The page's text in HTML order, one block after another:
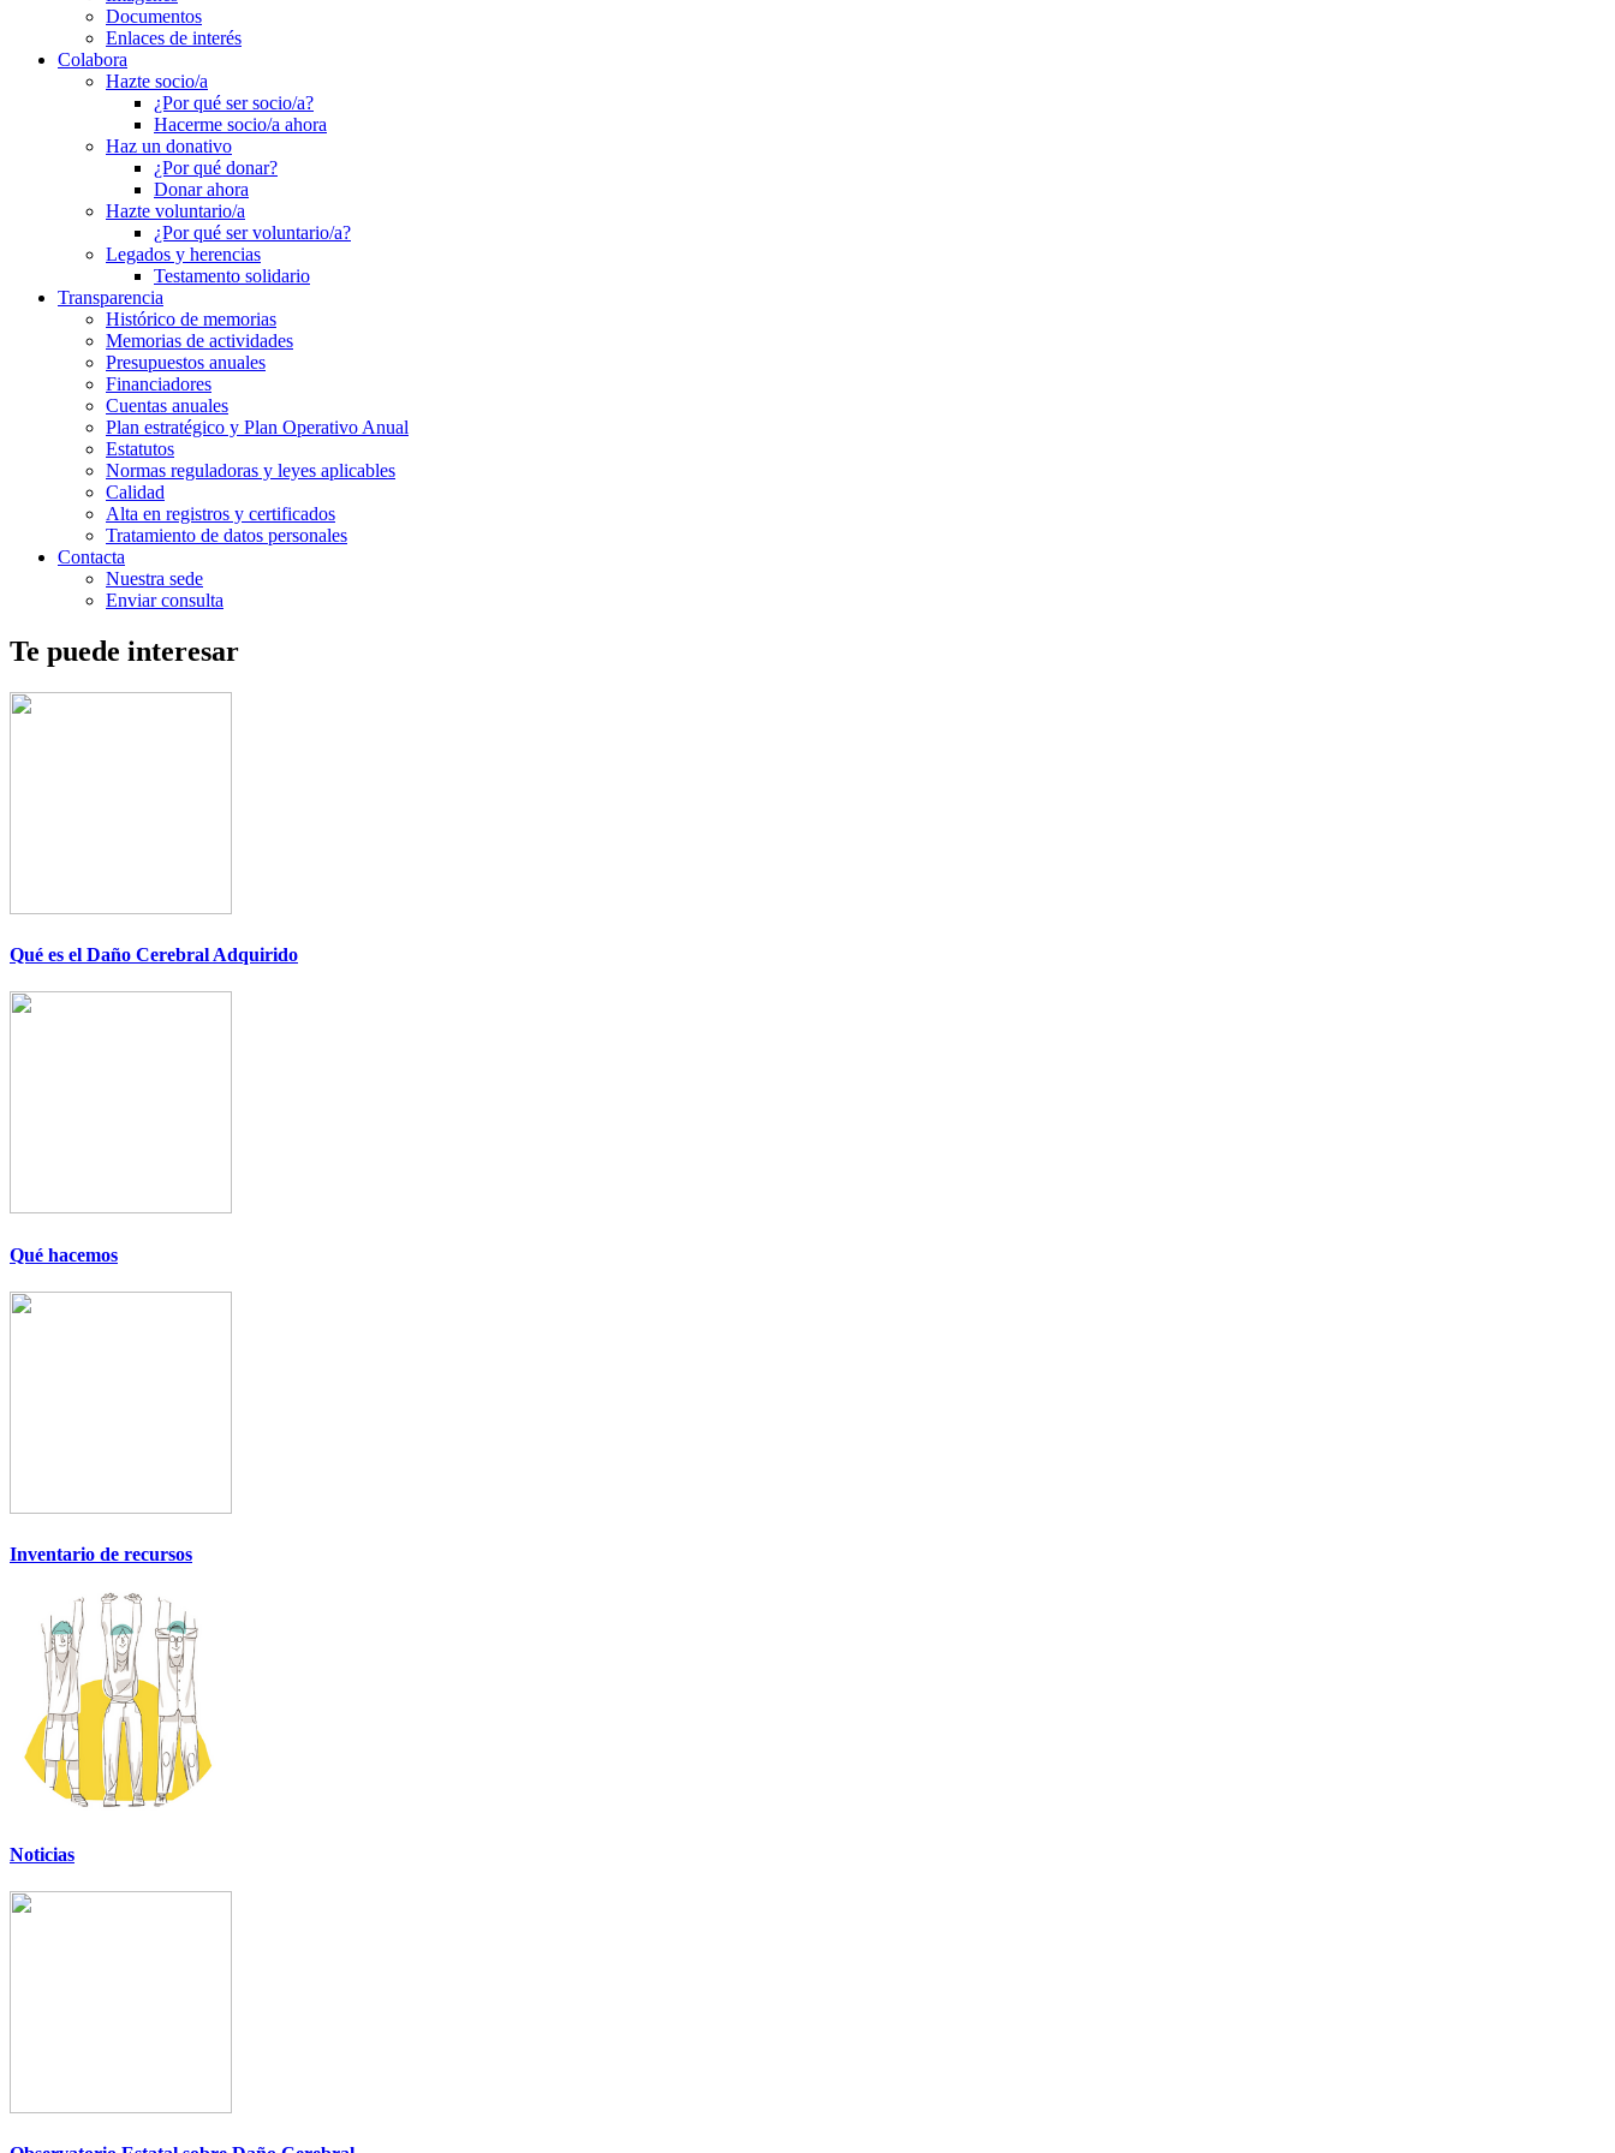
Documentos
Enlaces de interés
Colabora
Hazte socio/a
¿Por qué ser socio/a?
Hacerme socio/a ahora
Haz un donativo
¿Por qué donar?
Donar ahora
Hazte voluntario/a
¿Por qué ser voluntario/a?
Legados y herencias
Testamento solidario
Transparencia
Histórico de memorias
Memorias de actividades
Presupuestos anuales
Financiadores
Cuentas anuales
Plan estratégico y Plan Operativo Anual
Estatutos
Normas reguladoras y leyes aplicables
Calidad
Alta en registros y certificados
Tratamiento de datos personales
Contacta
Nuestra sede
Enviar consulta
Te puede interesar
Qué es el Daño Cerebral Adquirido
Qué hacemos
Inventario de recursos
Noticias